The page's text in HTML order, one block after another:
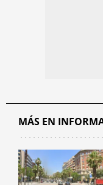
MÁS EN